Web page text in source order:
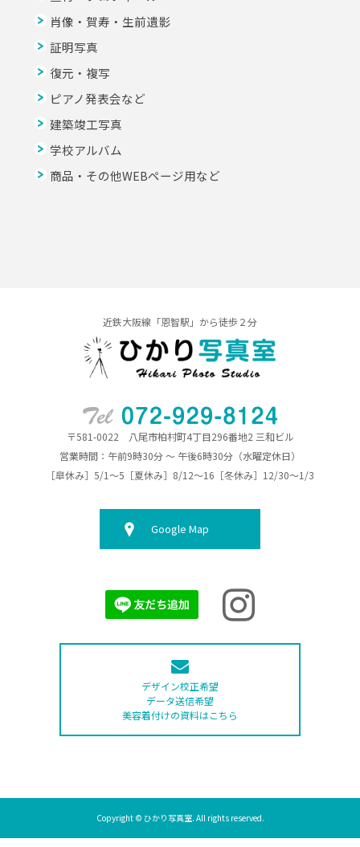
肖像・賀寿・生前遺影
証明写真
復元・複写
ピアノ発表会など
建築竣工写真
学校アルバム
商品・その他WEBページ用など
近鉄大阪線「恩智駅」から徒歩２分
〒581-0022 八尾市柏村町4丁目296番地2 三和ビル
営業時間：午前9時30分 ～ 午後6時30分（水曜定休日）
［皐休み］5/1～5［夏休み］8/12～16［冬休み］12/30～1/3
Google Map
デザイン校正希望
データ送信希望
美容着付けの資料はこちら
Copyright © ひかり写真室. All rights reserved.